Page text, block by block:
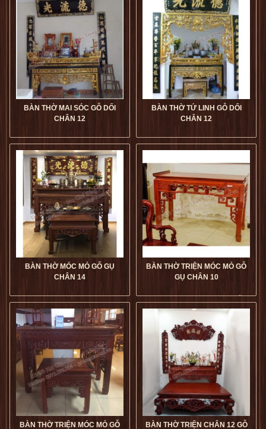
dogophugia
5
dogophugia
5
BÀN THỜ MAI SÓC GỖ DỐI
CHÂN 12
Bàn Thờ Mai Sóc Gỗ Dối
Chân 12 giá tốt dogophugia
BÀN THỜ TỨ LINH GỖ DỐI
CHÂN 12
Bàn Thờ Tứ Linh Gỗ Dối
Chân 12 giá tốt dogophugia
5 5
BÀN THỜ MÓC MỎ GỖ GỤ
CHÂN 14
Bàn Thờ Móc Mỏ Gỗ Gụ
Chân 14 giá tốt dogophugia
5 5
BÀN THỜ TRIỆN MÓC MỎ GỖ
GỤ CHÂN 10
Bàn Thờ Triện Móc Mỏ Gỗ
Gụ Chân 10 giá tốt
dogophugia
BÀN THỜ TRIỆN MÓC MỎ GỖ BÀN THỜ TRIỆN CHÂN 12 GỖ